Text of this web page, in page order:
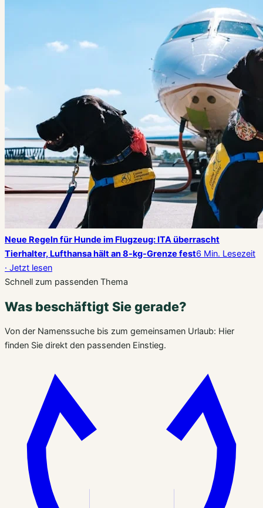
Neue Regeln für Hunde im Flugzeug: ITA überrascht
Tierhalter, Lufthansa hält an 8-kg-Grenze fest6 Min. Lesezeit
· Jetzt lesen
Schnell zum passenden Thema
Was beschäftigt Sie gerade?
Von der Namenssuche bis zum gemeinsamen Urlaub: Hier
finden Sie direkt den passenden Einstieg.